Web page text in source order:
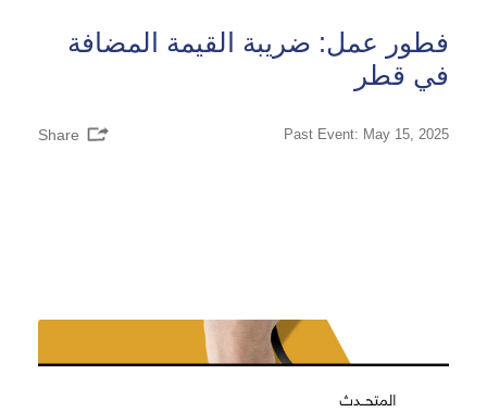
فطور عمل: ضريبة القيمة المضافة
في قطر
Past Event: May 15, 2025
Share